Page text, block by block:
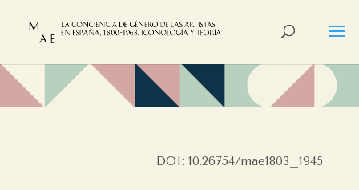
DOI: 10.26754/mae1803_1945